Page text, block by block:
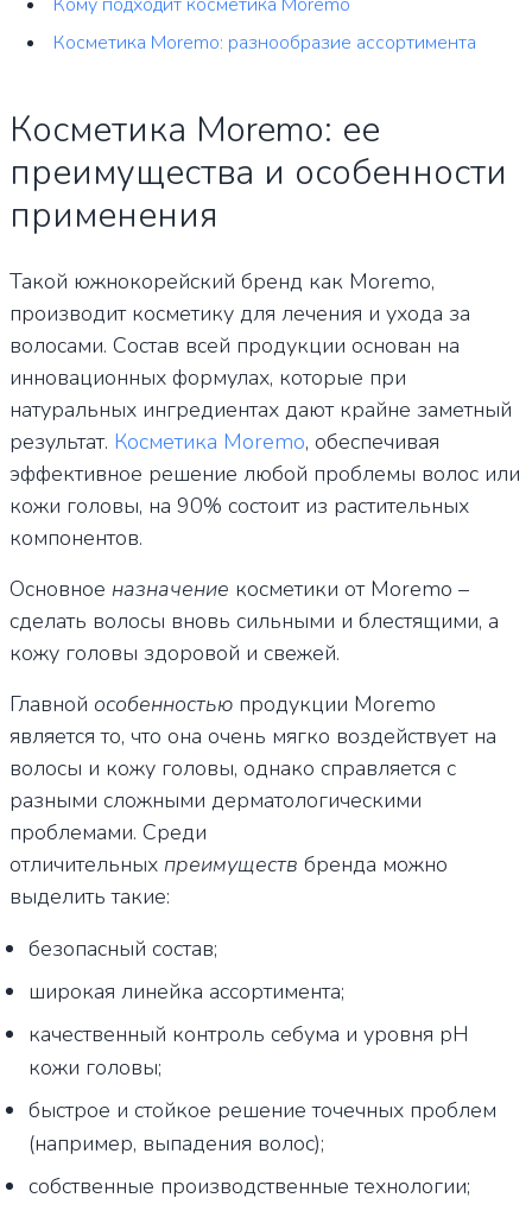
Косметика Moremo: разнообразие ассортимента
Косметика Moremo: ее
преимущества и особенности
применения
Такой южнокорейский бренд как Moremo,
производит косметику для лечения и ухода за
волосами. Состав всей продукции основан на
инновационных формулах, которые при
натуральных ингредиентах дают крайне заметный
результат. Косметика Moremo, обеспечивая
эффективное решение любой проблемы волос или
кожи головы, на 90% состоит из растительных
компонентов.
Основное назначение косметики от Moremo –
сделать волосы вновь сильными и блестящими, а
кожу головы здоровой и свежей.
Главной особенностью продукции Moremo
является то, что она очень мягко воздействует на
волосы и кожу головы, однако справляется с
разными сложными дерматологическими
проблемами. Среди
отличительных преимуществ бренда можно
выделить такие:
безопасный состав;
широкая линейка ассортимента;
качественный контроль себума и уровня рН
кожи головы;
быстрое и стойкое решение точечных проблем
(например, выпадения волос);
собственные производственные технологии;